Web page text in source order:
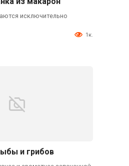
исключительно
1к.
и грибов